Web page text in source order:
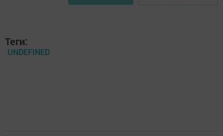
Теги:
UNDEFINED